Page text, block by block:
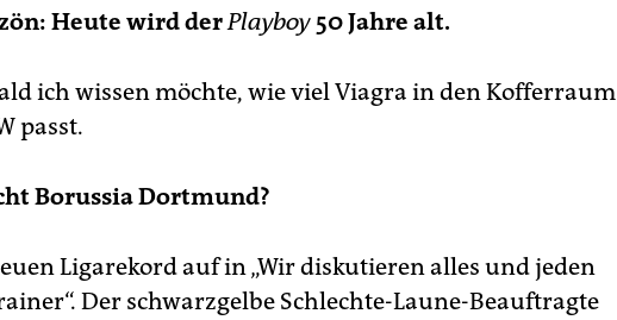
Heute wird derPlayboy 50 Jahre alt.
ich wissen möchte, wie viel Viagra in den Kofferraum
passt.
Borussia Dortmund?
Ligarekord auf in „Wir diskutieren alles und jeden
Der schwarzgelbe Schlechte-Laune-Beauftragte